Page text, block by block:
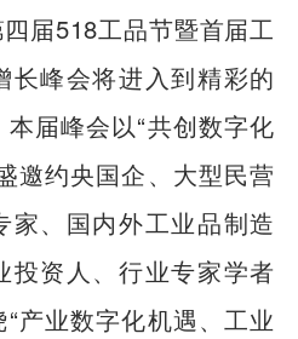
届518工品节暨首届工
长峰会将进入到精彩的
届峰会以“共创数字化
邀约央国企、大型民营
家、国内外工业品制造
投资人、行业专家学者
产业数字化机遇、工业